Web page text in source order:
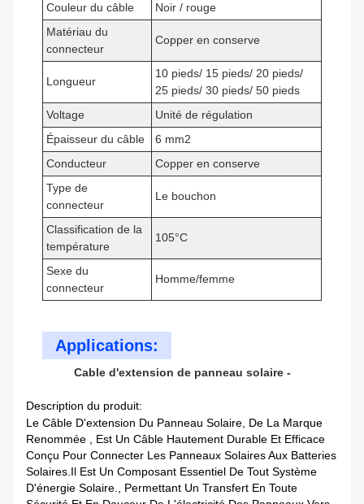
Couleur du câble
Noir / rouge
Matériau du
connecteur
Copper en conserve
Longueur
10 pieds/ 15 pieds/ 20 pieds/
25 pieds/ 30 pieds/ 50 pieds
Voltage
Unité de régulation
Épaisseur du câble
6 mm2
Conducteur
Copper en conserve
Type de
connecteur
Le bouchon
Classification de la
température
105°C
Sexe du
connecteur
Homme/femme
Applications:
Cable d'extension de panneau solaire -
Description du produit:
Le Câble D'extension Du Panneau Solaire, De La Marque
Renommée , Est Un Câble Hautement Durable Et Efficace
Conçu Pour Connecter Les Panneaux Solaires Aux Batteries
Solaires.Il Est Un Composant Essentiel De Tout Système
D'énergie Solaire., Permettant Un Transfert En Toute